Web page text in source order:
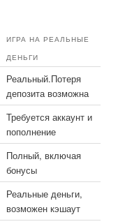
ИГРА НА РЕАЛЬНЫЕ
ДЕНЬГИ
Реальный.Потеря
депозита возможна
Требуется аккаунт и
пополнение
Полный, включая
бонусы
Реальные деньги,
возможен кэшаут